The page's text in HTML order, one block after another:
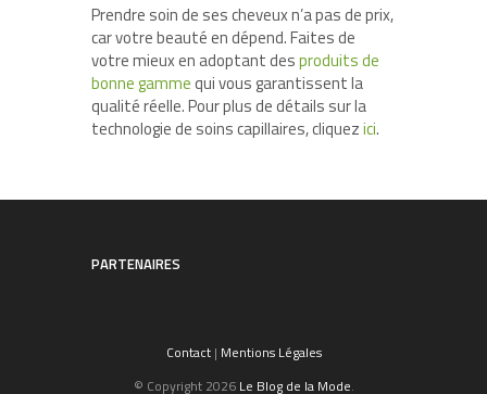
Prendre soin de ses cheveux n’a pas de prix,
car votre beauté en dépend. Faites de
votre mieux en adoptant desproduits de
bonne gammequi vous garantissent la
qualité réelle. Pour plus de détails sur la
technologie de soins capillaires, cliquezici.
PARTENAIRES
Contact| Mentions Légales
© Copyright 2026 Le Blog de la Mode.